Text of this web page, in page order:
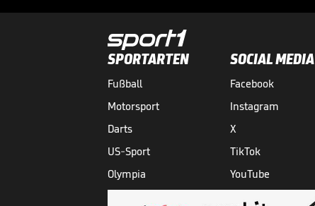
SPORTARTEN
Fußball
Motorsport
Darts
US-Sport
Olympia
SOCIAL MEDIA
Facebook
Instagram
X
TikTok
YouTube